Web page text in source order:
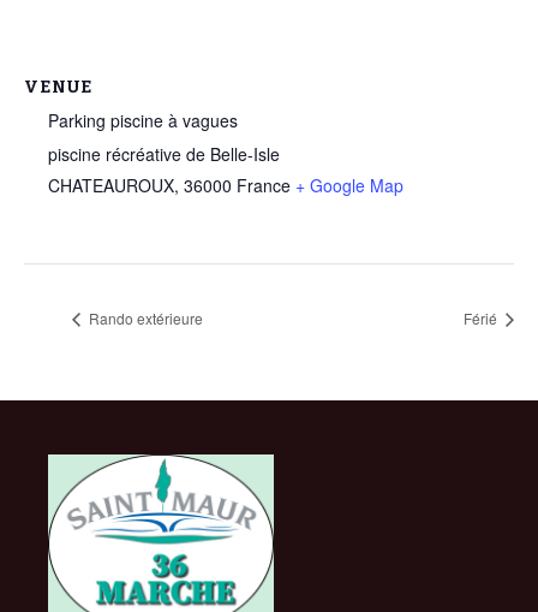
VENUE
Parking piscine à vagues
piscine récréative de Belle-Isle
CHATEAUROUX, 36000 France + Google Map
Rando extérieure Férié